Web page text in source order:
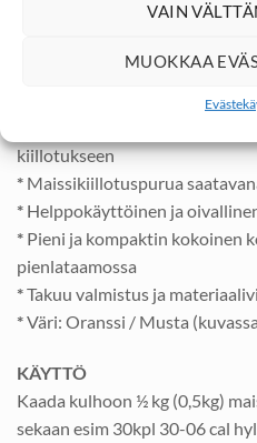
VAIN
MUOKKAA
Lisäämällä maissipurun sekaan
, saat
kiillotukseen
* Maissikiillotuspurua
* Helppokäyttöinen ja
* Pieni ja kompaktin kokoinen
pienlataamossa
*Takuu valmistus ja
*Väri: Oranssi / Musta
KÄYTTÖ
Kaada kulhoon ½ kg (0,5kg)
sekaan esim 30kpl 30-06 cal